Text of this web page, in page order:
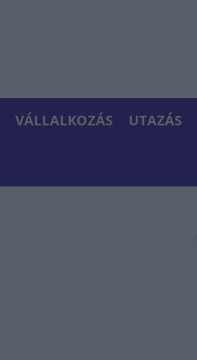
VÁLLALKOZÁS UTAZÁS